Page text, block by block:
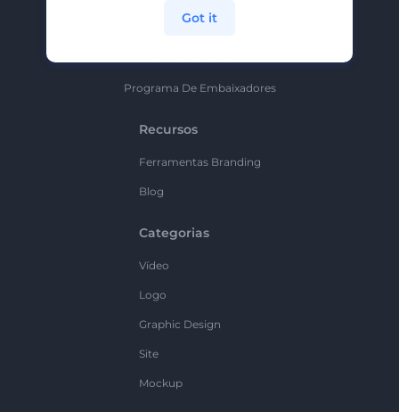
Programa De Embaixadores
Recursos
Ferramentas Branding
Blog
Categorias
Vídeo
Logo
Graphic Design
Site
Mockup
Got it